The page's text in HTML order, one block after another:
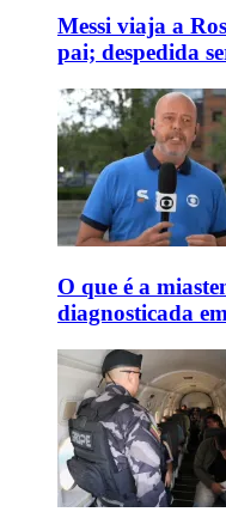
Messi viaja a
pai; despedida
O que é a
diagnosticada